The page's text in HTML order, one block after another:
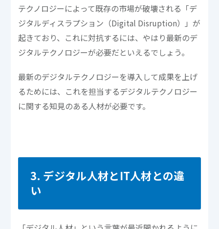
テクノロジーによって既存の市場が破壊される「デ
ジタルディスラプション（Digital Disruption）」が
起きており、これに対抗するには、やはり最新のデ
ジタルテクノロジーが必要だといえるでしょう。
最新のデジタルテクノロジーを導入して成果を上げ
るためには、これを担当するデジタルテクノロジー
に関する知見のある人材が必要です。
3. デジタル人材とIT人材との違
い